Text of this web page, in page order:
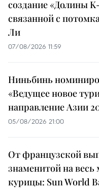
создание «Долины
связанной с
Ли
07/08/2026 11:59
Ниньбинь
«Ведущее новое
направление Азии
05/08/2026 21:00
От французской
знаменитой на
курицы: Sun World